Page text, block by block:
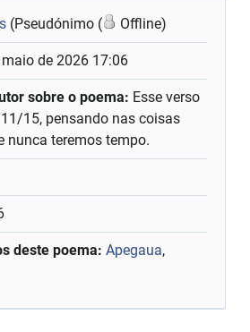
(Pseudónimo ( Offline)
de 2026 17:06
sobre o poema: Esse verso
15, pensando nas coisas
nunca teremos tempo.
deste poema: Apegaua,